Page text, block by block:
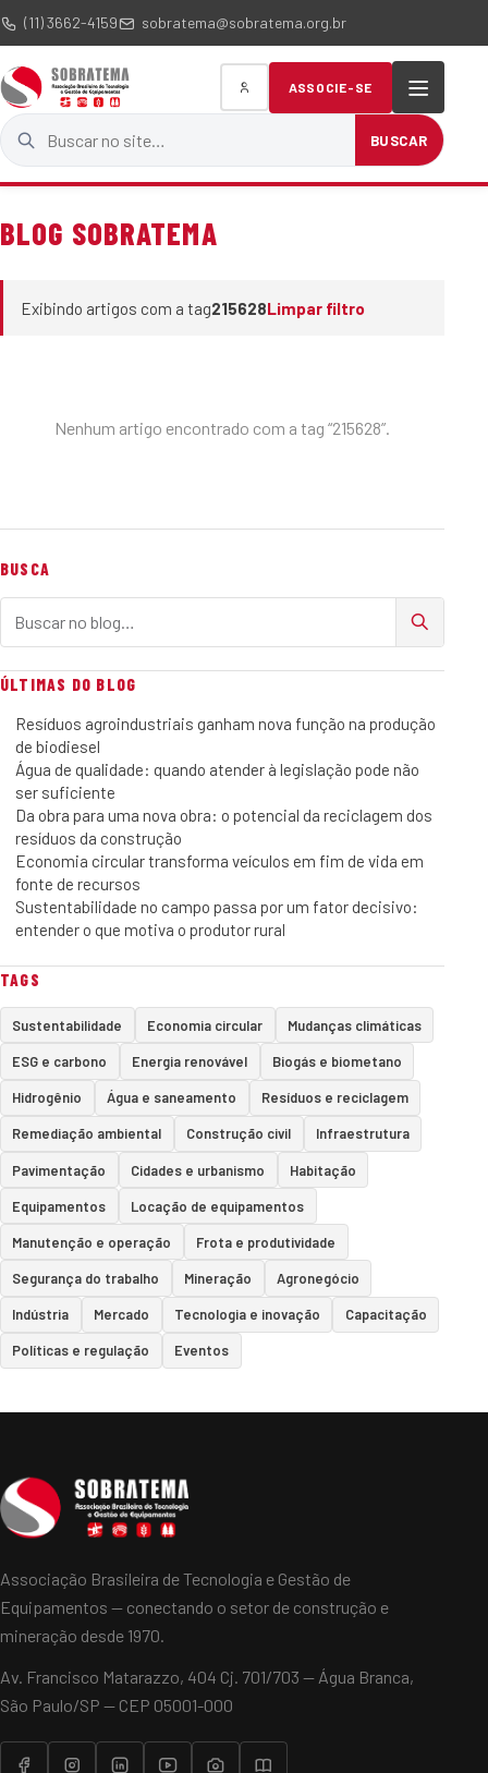
(11) 3662-4159 sobratema@sobratema.org.br
Buscar no site
BUSCAR
ASSOCIE-SE
BLOG SOBRATEMA
Exibindo artigos com a tag215628Limpar filtro
Nenhum artigo encontrado com a tag “215628”.
BUSCA
ÚLTIMAS DO BLOG
Resíduos agroindustriais ganham nova função na produção
de biodiesel
Água de qualidade: quando atender à legislação pode não
ser suficiente
Da obra para uma nova obra: o potencial da reciclagem dos
resíduos da construção
Economia circular transforma veículos em fim de vida em
fonte de recursos
Sustentabilidade no campo passa por um fator decisivo:
entender o que motiva o produtor rural
TAGS
Sustentabilidade Economia circular Mudanças climáticas
ESG e carbono Energia renovável Biogás e biometano
Hidrogênio Água e saneamento Resíduos e reciclagem
Remediação ambiental Construção civil Infraestrutura
Pavimentação Cidades e urbanismo Habitação
Equipamentos Locação de equipamentos
Manutenção e operação Frota e produtividade
Segurança do trabalho Mineração Agronegócio
Indústria Mercado Tecnologia e inovação Capacitação
Políticas e regulação Eventos
Associação Brasileira de Tecnologia e Gestão de
Equipamentos — conectando o setor de construção e
mineração desde 1970.
Av. Francisco Matarazzo, 404 Cj. 701/703 — Água Branca,
São Paulo/SP — CEP 05001-000